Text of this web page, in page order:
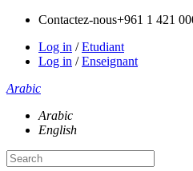
Contactez-nous+961 1 421
Log in /Etudiant
Log in /Enseignant
Arabic
Arabic
English